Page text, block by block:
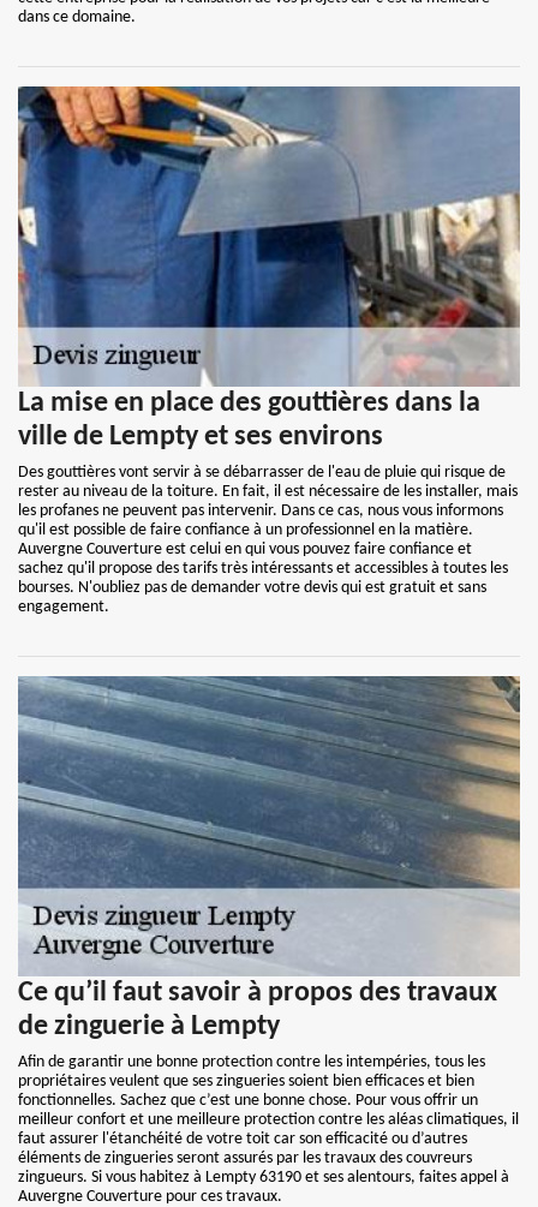
dans ce domaine.
La mise en place des gouttières dans la
ville de Lempty et ses environs
Des gouttières vont servir à se débarrasser de l'eau de pluie qui risque de
rester au niveau de la toiture. En fait, il est nécessaire de les installer, mais
les profanes ne peuvent pas intervenir. Dans ce cas, nous vous informons
qu'il est possible de faire confiance à un professionnel en la matière.
Auvergne Couverture est celui en qui vous pouvez faire confiance et
sachez qu'il propose des tarifs très intéressants et accessibles à toutes les
bourses. N'oubliez pas de demander votre devis qui est gratuit et sans
engagement.
Ce qu’il faut savoir à propos des travaux
de zinguerie à Lempty
Afin de garantir une bonne protection contre les intempéries, tous les
propriétaires veulent que ses zingueries soient bien efficaces et bien
fonctionnelles. Sachez que c’est une bonne chose. Pour vous offrir un
meilleur confort et une meilleure protection contre les aléas climatiques, il
faut assurer l'étanchéité de votre toit car son efficacité ou d’autres
éléments de zingueries seront assurés par les travaux des couvreurs
zingueurs. Si vous habitez à Lempty 63190 et ses alentours, faites appel à
Auvergne Couverture pour ces travaux.